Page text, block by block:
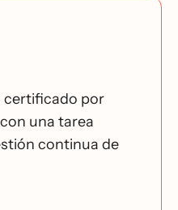
certificado por
una tarea
continua de